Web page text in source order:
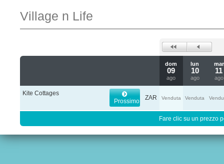
Village n Life
dom
09
ago
lun
10
ago
mar
11
ago
Kite Cottages
Prossimo
ZAR Venduta Venduta
Fare clic su un prezzo